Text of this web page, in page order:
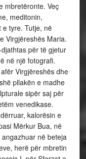
mbretëronte. Veç
meditonin,
e tyre. Tutje, në
Virgjëreshës Maria.
për të gjetur
në një fotografi.
Virgjëreshës dhe
pllakën e madhe
sipër saj për
venedikase.
kalorësin e
Mërkur Bua, në
në beteja
herë për mbretin